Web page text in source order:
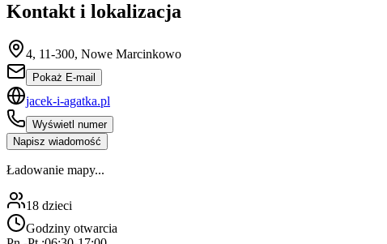
Kontakt i lokalizacja
4, 11-300, Nowe Marcinkowo
Pokaż E-mail
jacek-i-agatka.pl
Wyświetl numer
Napisz wiadomość
Ładowanie mapy...
18 dzieci
Godziny otwarcia